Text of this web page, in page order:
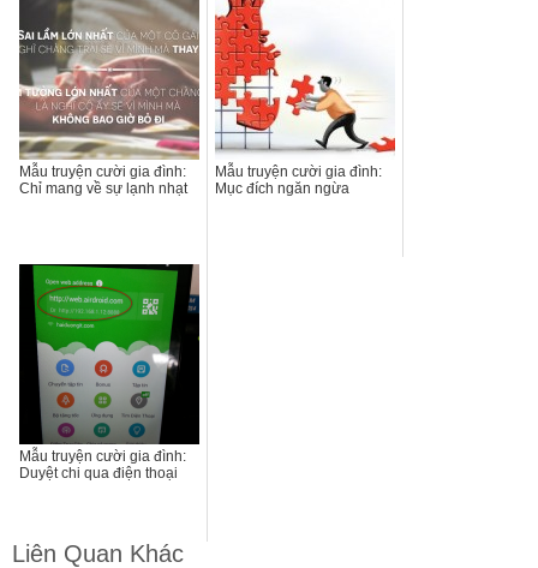
Mẫu truyện cười gia đình:
Chỉ mang về sự lạnh nhạt
Mẫu truyện cười gia đình:
Mục đích ngăn ngừa
Mẫu truyện cười gia đình:
Duyệt chi qua điện thoại
Liên Quan Khác